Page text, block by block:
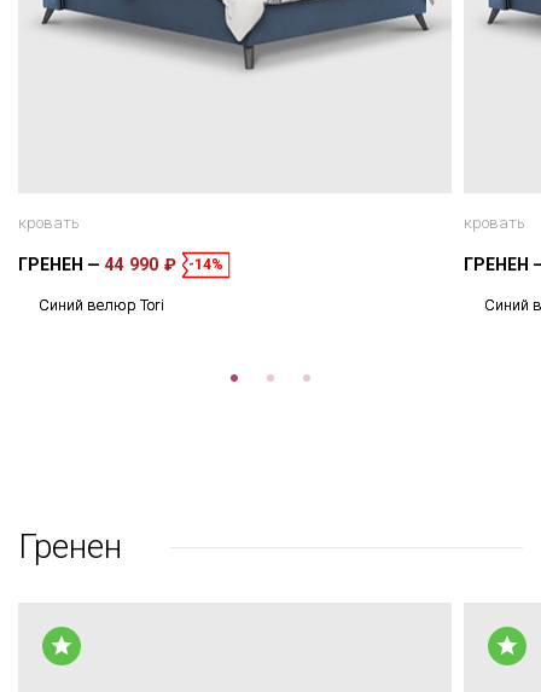
кровать
ГРЕНЕН 44 990 ₽ -14%
Синий велюр Tori
кровать
ГРЕНЕН
Синий
Гренен